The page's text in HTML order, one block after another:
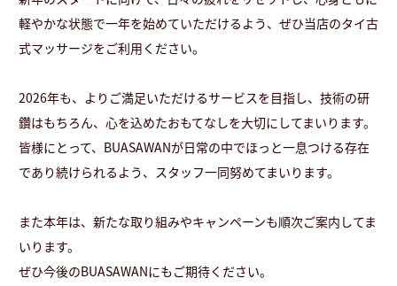
軽やかな状態で一年を始めていただけるよう、ぜひ当店のタイ古
式マッサージをご利用ください。
2026年も、よりご満足いただけるサービスを目指し、技術の研
鑽はもちろん、心を込めたおもてなしを大切にしてまいります。
皆様にとって、BUASAWANが日常の中でほっと一息つける存在
であり続けられるよう、スタッフ一同努めてまいります。
また本年は、新たな取り組みやキャンペーンも順次ご案内してま
いります。
ぜひ今後のBUASAWANにもご期待ください。